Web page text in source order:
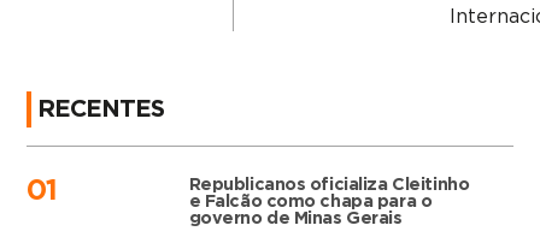
RECENTES
01
Republicanos oficializa Cleitinho
e Falcão como chapa para o
governo de Minas Gerais